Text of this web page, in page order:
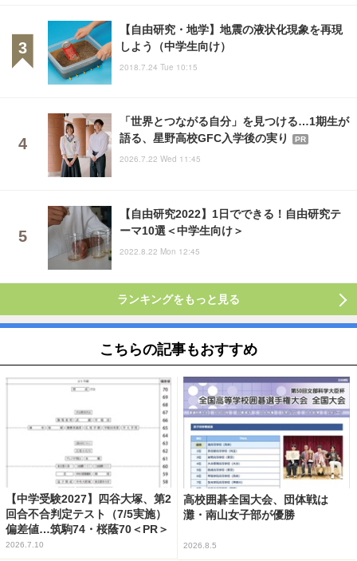
【自由研究・地学】地震の液状化現象を再現
しよう（中学生向け）
2018.7.24 Tue 10:15
「世界とつながる自分」を見つける…1期生が
語る、星野高校GFC入学後の実り
PR
2026.7.22 Wed 11:45
【自由研究2022】1日でできる！自由研究テ
ーマ10選＜中学生向け＞
2022.8.22 Mon 12:45
ランキングをもっと見る
こちらの記事もおすすめ
【中学受験2027】四谷大塚、第2
回合不合判定テスト（7/5実施）
偏差値…筑駒74・桜蔭70＜PR＞
2026.7.10
高校囲碁全国大会、団体戦は
灘・南山女子部が優勝
2026.8.5